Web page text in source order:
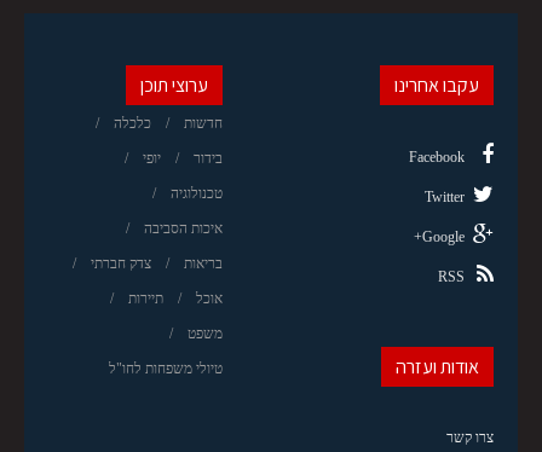
ערוצי תוכן
חדשות כלכלה
בידור יופי
טכנולוגיה
איכות הסביבה
בריאות צדק חברתי
אוכל תיירות
משפט
טיולי משפחות לחו"ל
עקבו אחרינו
Facebook
Twitter
Google+
RSS
אודות ועזרה
צרו קשר